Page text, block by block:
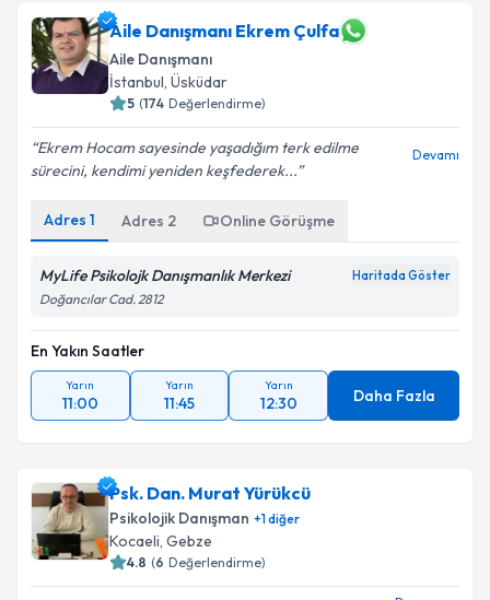
Aile Danışmanı Ekrem Çulfa
Aile Danışmanı
İstanbul, Üsküdar
5 (174 Değerlendirme)
Ekrem Hocam sayesinde yaşadığım terk edilme
sürecini, kendimi yeniden keşfederek...
Devamı
Adres 1 Adres 2 Online Görüşme
MyLife Psikolojk Danışmanlık Merkezi Haritada Göster
Doğancılar Cad. 2812
En Yakın Saatler
Yarın
11:00
Yarın
11:45
Yarın
12:30 Daha Fazla
Psk. Dan. Murat Yürükcü
Psikolojik Danışman +1diğer
Kocaeli, Gebze
4.8 (6 Değerlendirme)